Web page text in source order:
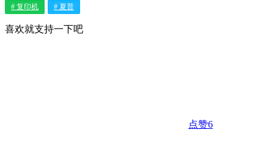
# 复印机 # 夏普
喜欢就支持一下吧
点赞6